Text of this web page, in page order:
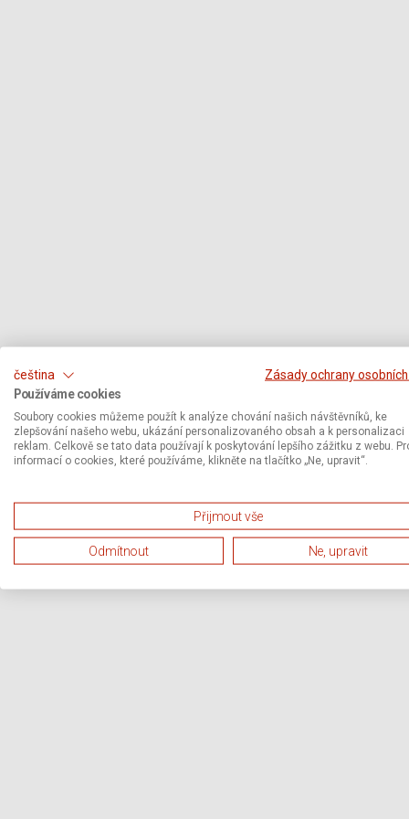
čeština
Zásady ochrany
Používáme cookies
Soubory cookies můžeme použít k analýze chování našich návštěvníků, ke
zlepšování našeho webu, ukázání personalizovaného obsah a k personalizaci
reklam. Celkově se tato data používají k poskytování lepšího zážitku z webu.
informací o cookies, které používáme, klikněte na tlačítko „Ne, upravit“.
Přijmout vše
Odmítnout Ne, upravit